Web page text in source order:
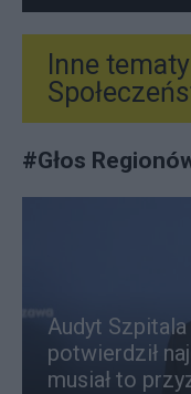
Inne
#Głos
Audyt
potwierdził
musiał to